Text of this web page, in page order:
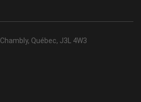
Chambly, Québec, J3L 4W3